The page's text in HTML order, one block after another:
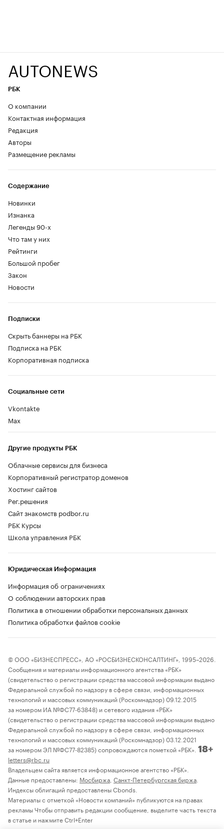
AUTONEWS
РБК
О компании
Контактная информация
Редакция
Авторы
Размещение рекламы
Содержание
Новинки
Изнанка
Легенды 90-х
Что там у них
Рейтинги
Большой пробег
Закон
Новости
Социальные сети
Vkontakte
Max
Другие продукты РБК
Облачные сервисы для бизнеса
Корпоративный регистратор доменов
Хостинг сайтов
Рег.решения
Сайт знакомств podbor.ru
РБК Курсы
Школа управления РБК
Подписки
Скрыть баннеры на РБК
Подписка на РБК
Корпоративная подписка
Юридическая Информация
Информация об ограничениях
О соблюдении авторских прав
Политика в отношении обработки персональных данных
Политика обработки файлов cookie
© ООО «БИЗНЕСПРЕСС», АО «РОСБИЗНЕСКОНСАЛТИНГ», 1995–2026.
Сообщения и материалы информационного агентства «РБК»
(свидетельство о регистрации средства массовой информации выдано
Федеральной службой по надзору в сфере связи, информационных
технологий и массовых коммуникаций (Роскомнадзор) 09.12.2015
за номером ИА №ФС77-63848) и сетевого издания «РБК»
(свидетельство о регистрации средства массовой информации выдано
Федеральной службой по надзору в сфере связи, информационных
технологий и массовых коммуникаций (Роскомнадзор) 03.12.2021
за номером ЭЛ №ФС77-82385) сопровождаются пометкой «РБК». 18+
letters@rbc.ru
Владельцем сайта является информационное агентство «РБК».
Данные предоставлены: Мосбиржа Санкт-Петербургская биржа
Индексы облигаций предоставлены Cbonds.
Материалы с отметкой «Новости компаний» публикуются на правах
рекламы Чтобы отправить редакции сообщение, выделите часть текста
в статье и нажмите Ctrl+Enter